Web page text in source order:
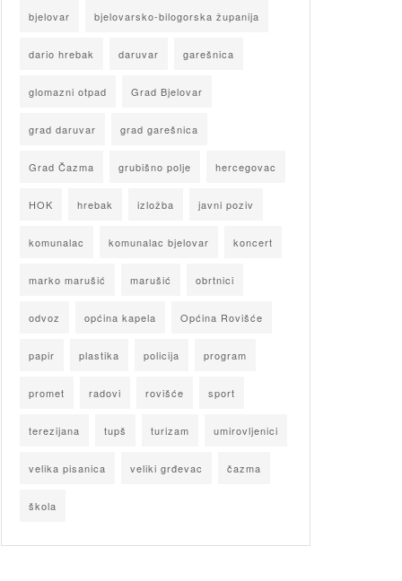
bjelovar bjelovarsko-bilogorska županija
dario hrebak daruvar garešnica
glomazni otpad Grad Bjelovar
grad daruvar grad garešnica
Grad Čazma grubišno polje hercegovac
HOK hrebak izložba javni poziv
komunalac komunalac bjelovar koncert
marko marušić marušić obrtnici
odvoz općina kapela Općina Rovišće
papir plastika policija program
promet radovi rovišće sport
terezijana tupš turizam umirovljenici
velika pisanica veliki grđevac čazma
škola